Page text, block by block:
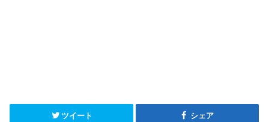
ツイート シェア